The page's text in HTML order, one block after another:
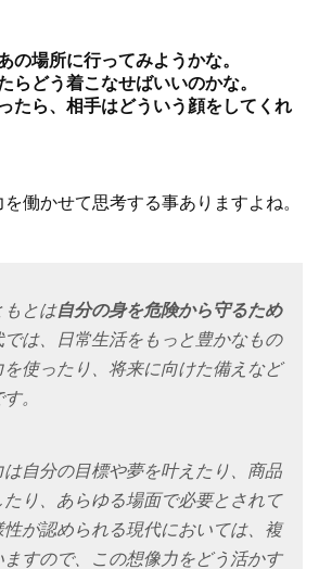
の場所に行ってみようかな。
らどう着こなせばいいのかな。
たら、相手はどういう顔をしてくれ
働かせて思考する事ありますよね。
もとは自分の身を危険から守るため
では、日常生活をもっと豊かなもの
使ったり、将来に向けた備えなど
。
自分の目標や夢を叶えたり、商品
り、あらゆる場面で必要とされて
が認められる現代においては、複
すので、この想像力をどう活かす